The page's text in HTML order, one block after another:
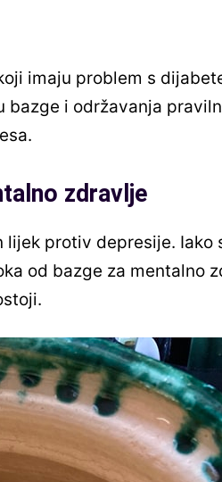
imaju problem s
bazge i održavanja
zdravlje
lijek protiv depresije. Iako
od bazge za mentalno